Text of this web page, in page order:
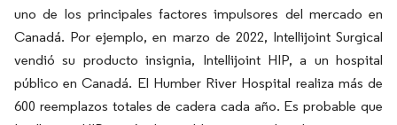
uno de los principales factores impulsores del mercado en
Canadá. Por ejemplo, en marzo de 2022, Intellijoint Surgical
vendió su producto insignia, Intellijoint HIP, a un hospital
público en Canadá. El Humber River Hospital realiza más de
600 reemplazos totales de cadera cada año. Es probable que